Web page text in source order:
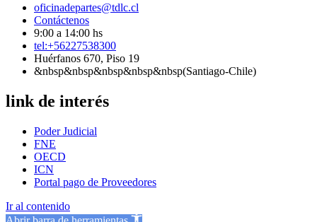
oficinadepartes@tdlc.cl
Contáctenos
9:00 a 14:00 hs
tel:+56227538300
Huérfanos 670, Piso 19
&nbsp&nbsp&nbsp&nbsp&nbsp(Santiago-Chile)
link de interés
Poder Judicial
FNE
OECD
ICN
Portal pago de Proveedores
Ir al contenido